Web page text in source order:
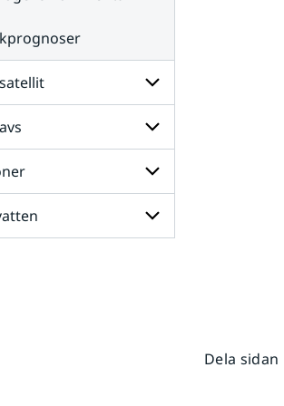
Undersidor
för
Radar
och
satellit
Undersidor
för
Väder
till
havs
Undersidor
för
Dela sidan